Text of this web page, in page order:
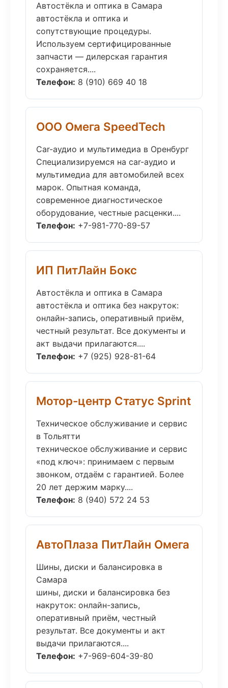
Автостёкла и оптика в Самара
автостёкла и оптика и
сопутствующие процедуры.
Используем сертифицированные
запчасти — дилерская гарантия
сохраняется....
Телефон: 8 (910) 669 40 18
ООО Омега SpeedTech
Car-аудио и мультимедиа в Оренбург
Специализируемся на car-аудио и
мультимедиа для автомобилей всех
марок. Опытная команда,
современное диагностическое
оборудование, честные расценки....
Телефон: +7-981-770-89-57
ИП ПитЛайн Бокс
Автостёкла и оптика в Самара
автостёкла и оптика без накруток:
онлайн-запись, оперативный приём,
честный результат. Все документы и
акт выдачи прилагаются....
Телефон: +7 (925) 928-81-64
Мотор-центр Статус Sprint
Техническое обслуживание и сервис
в Тольятти
техническое обслуживание и сервис
«под ключ»: принимаем с первым
звонком, отдаём с гарантией. Более
20 лет держим марку....
Телефон: 8 (940) 572 24 53
АвтоПлаза ПитЛайн Омега
Шины, диски и балансировка в
Самара
шины, диски и балансировка без
накруток: онлайн-запись,
оперативный приём, честный
результат. Все документы и акт
выдачи прилагаются....
Телефон: +7-969-604-39-80